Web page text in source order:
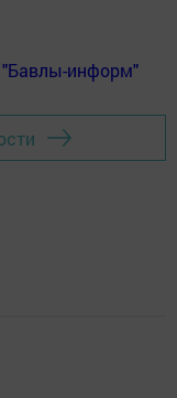
"Бавлы-информ"